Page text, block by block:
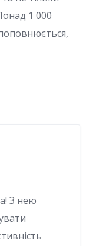
1 000
З нею